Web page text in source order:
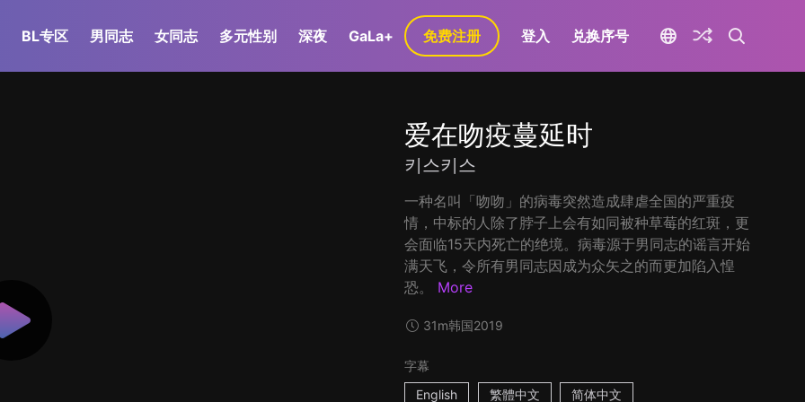
BL专区 男同志 女同志 多元性别 深夜 GaLa+ 免费注册 登入 兑换序号
爱在吻疫蔓延时
키스키스
一种名叫「吻吻」的病毒突然造成肆虐全国的严重疫
情，中标的人除了脖子上会有如同被种草莓的红斑，更
会面临15天内死亡的绝境。病毒源于男同志的谣言开始
满天飞，令所有男同志因成为众矢之的而更加陷入惶
恐。
More
31m韩国2019
字幕
English
繁體中文 简体中文